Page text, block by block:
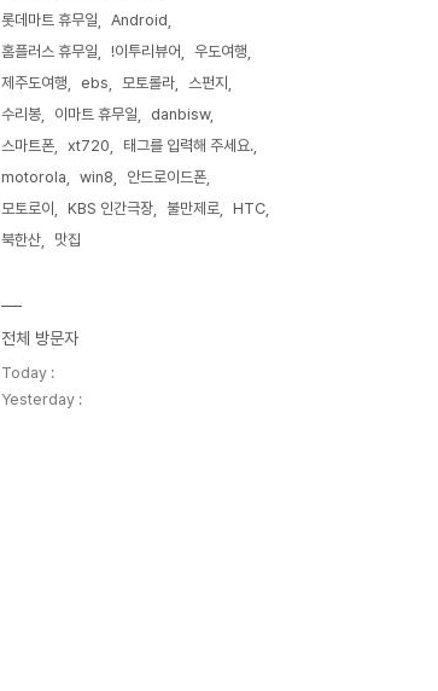
롯데마트 휴무일
Android
홈플러스 휴무일
!이투리뷰어
우도여행
제주도여행
ebs 모토롤라
스펀지
수리봉
이마트 휴무일
danbisw
스마트폰
xt720
태그를 입력해 주세요.
motorola
win8
안드로이드폰
모토로이
KBS 인간극장 불만제로
HTC
북한산
맛집
전체 방문자
Today :
Yesterday :